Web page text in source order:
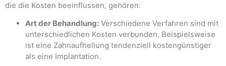
die die Kosten beeinflussen, gehören:
Art der Behandlung: Verschiedene Verfahren sind mit
unterschiedlichen Kosten verbunden. Beispielsweise
ist eine Zahnaufhellung tendenziell kostengünstiger
als eine Implantation.